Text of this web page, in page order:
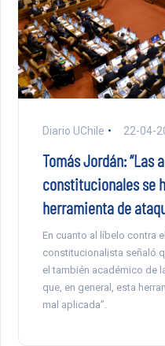
Diario UChile 22-04-
Tomás Jordán: “Las
constitucionales se
herramienta de
En cuanto al líbelo contra
constitucionalista señaló
el también académico de
que, en general, esta
mal aplicada”.